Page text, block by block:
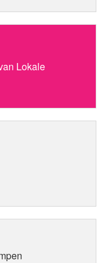
Lokale